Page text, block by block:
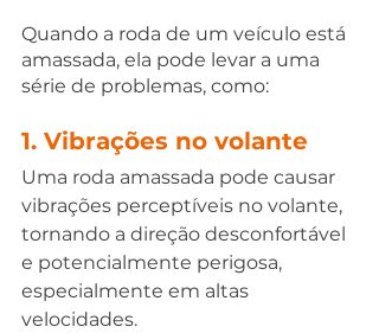
Quando a roda de um veículo está
amassada, ela pode levar a uma
série de problemas, como:
1. Vibrações no volante
Uma roda amassada pode causar
vibrações perceptíveis no volante,
tornando a direção desconfortável
e potencialmente perigosa,
especialmente em altas
velocidades.